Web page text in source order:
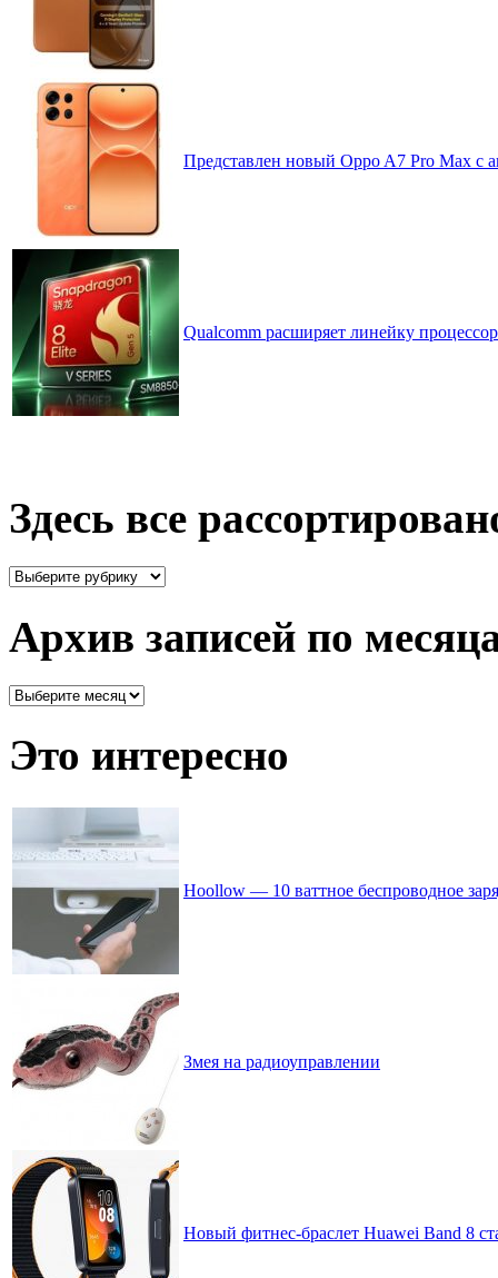
Представлен новый Oppo A7 Pro Max с
Qualcomm расширяет линейку
Здесь все
Здесь
Архив записей по
Архив
месяцам
Это интересно
Hoollow — 10 ваттное беспроводное
Змея на радиоуправлении
Новый фитнес-браслет Huawei Band 8